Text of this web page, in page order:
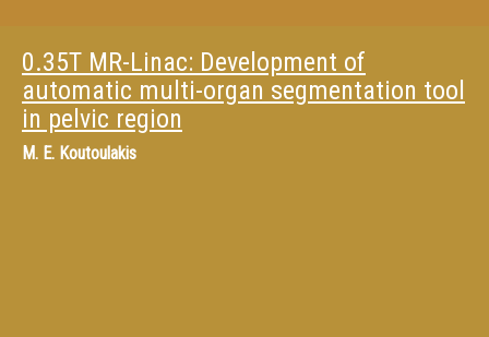
0.35T MR-Linac: Development of
automatic multi-organ segmentation tool
in pelvic region
M. E. Koutoulakis